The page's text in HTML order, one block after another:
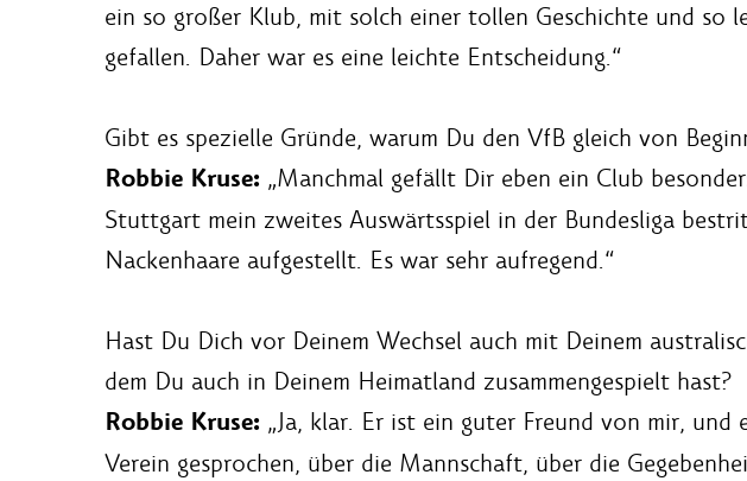
ein so großer Klub, mit solch einer tollen Geschichte und so
gefallen. Daher war es eine leichte Entscheidung.“
Gibt es spezielle Gründe, warum Du den VfB gleich von
Robbie Kruse: „Manchmal gefällt Dir eben ein Club
Stuttgart mein zweites Auswärtsspiel in der Bundesliga
Nackenhaare aufgestellt. Es war sehr aufregend.“
Hast Du Dich vor Deinem Wechsel auch mit Deinem
dem Du auch in Deinem Heimatland zusammengespielt hast?
Robbie Kruse: „Ja, klar. Er ist ein guter Freund von mir,
Verein gesprochen, über die Mannschaft, über die